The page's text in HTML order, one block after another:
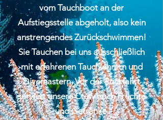
vom Tauchboot an der
Aufstiegsstelle abgeholt, also kein
anstrengendes Zurückschwimmen!
Sie Tauchen bei uns ausschließlich
mit erfahrenen Tauchlehrern und
Divemastern. Vor der Rückfahrt
serviert unsere Crew noch Früchte
und Getränke.